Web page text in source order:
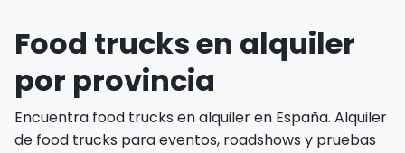
Food trucks en alquiler
por provincia
Encuentra food trucks en alquiler en España. Alquiler
de food trucks para eventos, roadshows y pruebas